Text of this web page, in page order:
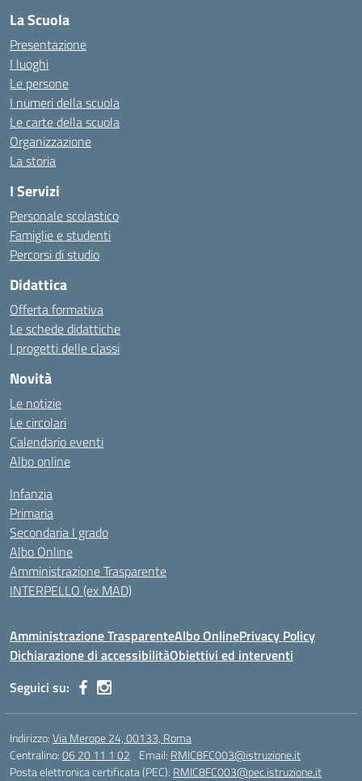
La Scuola
Presentazione
I luoghi
Le persone
I numeri della scuola
Le carte della scuola
Organizzazione
La storia
I Servizi
Personale scolastico
Famiglie e studenti
Percorsi di studio
Didattica
Offerta formativa
Le schede didattiche
I progetti delle classi
Novità
Le notizie
Le circolari
Calendario eventi
Albo online
Infanzia
Primaria
Secondaria I grado
Albo Online
Amministrazione Trasparente
INTERPELLO (ex MAD)
Amministrazione TrasparenteAlbo OnlinePrivacy Policy
Dichiarazione di accessibilitàObiettivi ed interventi
Seguici su:
Indirizzo:Via Merope 24, 00133, Roma
Centralino:06 20 11 1 02 Email: RMIC8FC003@istruzione.it
Posta elettronica certificata (PEC): RMIC8FC003@pec.istruzione.it